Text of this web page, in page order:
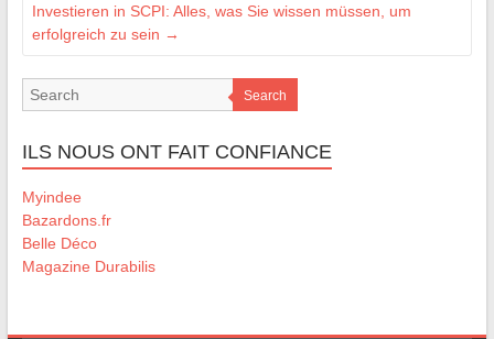
Investieren in SCPI: Alles, was Sie wissen müssen, um
erfolgreich zu sein →
Search
ILS NOUS ONT FAIT CONFIANCE
Myindee
Bazardons.fr
Belle Déco
Magazine Durabilis